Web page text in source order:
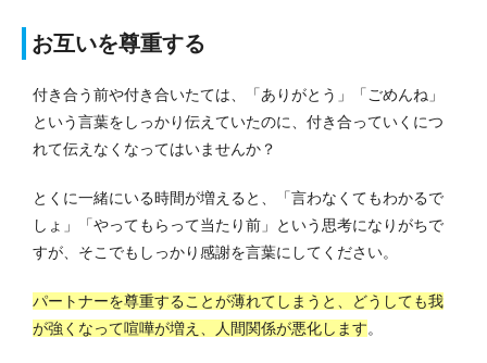
お互いを尊重する
付き合う前や付き合いたては、「ありがとう」「ごめんね」
という言葉をしっかり伝えていたのに、付き合っていくにつ
れて伝えなくなってはいませんか？
とくに一緒にいる時間が増えると、「言わなくてもわかるで
しょ」「やってもらって当たり前」という思考になりがちで
すが、そこでもしっかり感謝を言葉にしてください。
パートナーを尊重することが薄れてしまうと、どうしても我
が強くなって喧嘩が増え、人間関係が悪化します。